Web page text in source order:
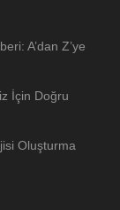
A’dan Z’ye
İçin Doğru
Oluşturma